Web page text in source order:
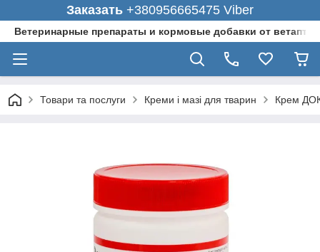
Заказать +380956665475 Viber
Ветеринарные препараты и кормовые добавки от
Товари та послуги Креми і мазі для тварин Крем